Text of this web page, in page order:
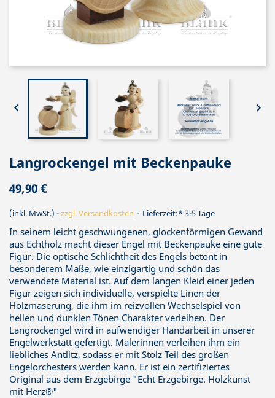
 
Langrockengel mit Beckenpauke
49,90 €
(inkl. MwSt.) zzgl. Versandkosten Lieferzeit:* 3-5 Tage
In seinem leicht geschwungenen, glockenförmigen Gewand
aus Echtholz macht dieser Engel mit Beckenpauke eine gute
Figur. Die optische Schlichtheit des Engels betont in
besonderem Maße, wie einzigartig und schön das
verwendete Material ist. Auf dem langen Kleid einer jeden
Figur zeigen sich individuelle, verspielte Linen der
Holzmaserung, die ihm im reizvollen Wechselspiel von
hellen und dunklen Tönen Charakter verleihen. Der
Langrockengel wird in aufwendiger Handarbeit in unserer
Engelwerkstatt gefertigt. Malerinnen verleihen ihm ein
liebliches Antlitz, sodass er mit Stolz Teil des großen
Engelorchesters werden kann. Er ist ein zertifiziertes
Original aus dem Erzgebirge "Echt Erzgebirge. Holzkunst
mit Herz®"